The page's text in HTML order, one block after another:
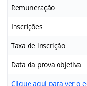
Remuneração
Inscrições
Taxa de inscrição
Data da prova objetiva
Clique aqui para ver o